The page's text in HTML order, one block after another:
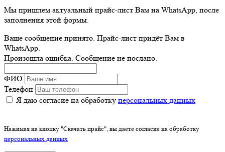
Мы пришлем актуальный прайс-лист Вам на WhatsApp, после
заполнения этой формы.
Ваше сообщение принято. Прайс-лист придёт Вам в
WhatsApp.
Произошла ошибка. Сообщение не послано.
ФИО
Телефон
Я даю согласие на обработку персональных данных
Нажимая на кнопку "Скачать прайс", вы даете согласие на обработку
персональных данных